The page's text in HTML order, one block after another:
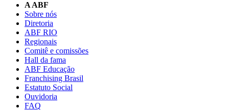
A ABF
Sobre nós
Diretoria
ABF RIO
Regionais
Comitê e comissões
Hall da fama
ABF Educação
Franchising Brasil
Estatuto Social
Ouvidoria
FAQ